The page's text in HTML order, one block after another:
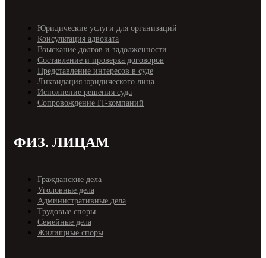
Юридические услуги для организаций
Консультация адвоката
Взыскание долгов и задолженности
Составление и проверка договоров
Представление интересов в суде
Ликвидация юридического лица
Исполнение решения суда
Cопровождение IT-компаний
ФИЗ. ЛИЦАМ
Гражданские дела
Уголовные дела
Административные дела
Трудовые споры
Семейные дела
Жилищные споры